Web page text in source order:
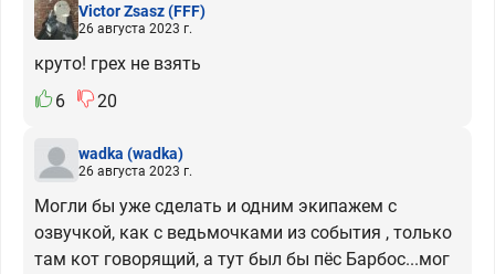
Victor Zsasz(FFF)
26 августа 2023 г.
круто! грех не взять
6
20
wadka (wadka)
26 августа 2023 г.
Могли бы уже сделать и одним экипажем с
озвучкой, как с ведьмочками из события , только
там кот говорящий, а тут был бы пёс Барбос...мог